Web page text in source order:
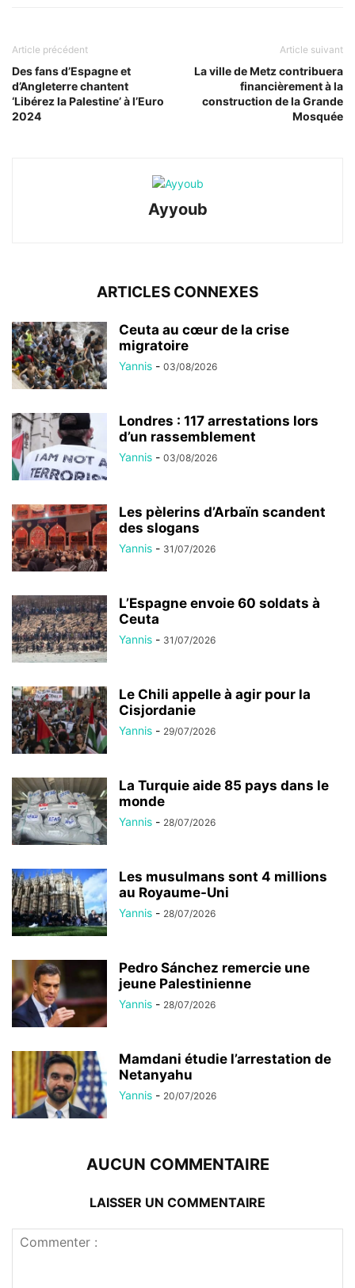
Article précédent
Des fans d’Espagne et
d’Angleterre chantent
‘Libérez la Palestine’ à l’Euro
2024
Article suivant
La ville de Metz contribuera
financièrement à la
construction de la Grande
Mosquée
Ayyoub
ARTICLES CONNEXES
Ceuta au cœur de la crise
migratoire
Yannis - 03/08/2026
Londres : 117 arrestations lors
d’un rassemblement
Yannis - 03/08/2026
Les pèlerins d’Arbaïn scandent
des slogans
Yannis - 31/07/2026
L’Espagne envoie 60 soldats à
Ceuta
Yannis - 31/07/2026
Le Chili appelle à agir pour la
Cisjordanie
Yannis - 29/07/2026
La Turquie aide 85 pays dans le
monde
Yannis - 28/07/2026
Les musulmans sont 4 millions
au Royaume-Uni
Yannis - 28/07/2026
Pedro Sánchez remercie une
jeune Palestinienne
Yannis - 28/07/2026
Mamdani étudie l’arrestation de
Netanyahu
Yannis - 20/07/2026
AUCUN COMMENTAIRE
LAISSER UN COMMENTAIRE